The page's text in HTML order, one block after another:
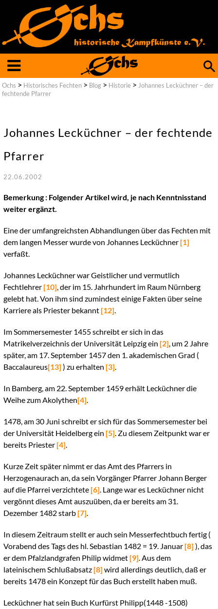
nach:
Ochs > Historisches Fechten > Blog > Historie > Johannes Lecküchner – der
fechtende Pfarrer
Johannes Lecküchner – der fechtende
Pfarrer
22.06.2002
Bemerkung : Folgender Artikel wird, je nach Kenntnisstand
weiter ergänzt.
Eine der umfangreichsten Abhandlungen über das Fechten mit
dem langen Messer wurde von Johannes Lecküchner [1]
verfaßt.
Johannes Lecküchner war Geistlicher und vermutlich
Fechtlehrer [10], der im 15. Jahrhundert im Raum Nürnberg
gelebt hat. Von ihm sind zumindest einige Fakten über seine
Karriere als Priester bekannt [12].
Im Sommersemester 1455 schreibt er sich in das
Matrikelverzeichnis der Universität Leipzig ein [2], um 2 Jahre
später, am 17. September 1457 den 1. akademischen Grad (
Baccalaureus[13] ) zu erhalten [3].
In Bamberg, am 22. September 1459 erhält Lecküchner die
Weihe zum Akolythen[4].
1478, am 30 Juni schreibt er sich für das Sommersemester bei
der Universität Heidelberg ein [5]. Zu diesem Zeitpunkt war er
bereits Priester [4].
Kurze Zeit später nimmt er das Amt des Pfarrers in
Herzogenaurach an, da sein Vorgänger Pfarrer Johann Berger
auf die Pfarrei verzichtete [6]. Lange war es Lecküchner nicht
vergönnt dieses Amt auszuüben, da er bereits am 31.
Dezember 1482 starb [7].
In diesem Zeitraum stellt er auch sein Messerfechtbuch fertig (
Vorabend des Tags des hl. Sebastian 1482 = 19. Januar [8] ), das
er dem Pfalzlandgrafen Philip widmet [9]. Aus dem
lateinischem Schlußabsatz [8] wird allerdings deutlich, daß er
bereits 1478 ein Konzept für das Buch erstellt haben muß.
Lecküchner hat sein Buch Kurfürst Philipp(1448 -1508)